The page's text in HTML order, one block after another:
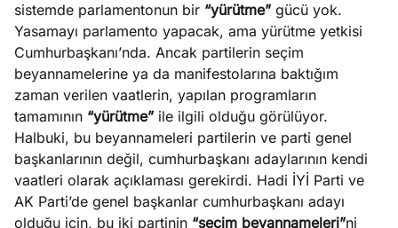
Ağustos
5, 2026
stok
caiz
Köşe
Yazıları
Spor
Yazıları
sistemde parlamentonun bir “yürütme” gücü yok.
Yasamayı parlamento yapacak, ama yürütme yetkisi
Cumhurbaşkanı’nda. Ancak partilerin seçim
beyannamelerine ya da manifestolarına baktığım
zaman verilen vaatlerin, yapılan programların
tamamının “yürütme” ile ilgili olduğu görülüyor.
Halbuki, bu beyannameleri partilerin ve parti genel
başkanlarının değil, cumhurbaşkanı adaylarının kendi
vaatleri olarak açıklaması gerekirdi. Hadi İYİ Parti ve
AK Parti’de genel başkanlar cumhurbaşkanı adayı
olduğu için, bu iki partinin “seçim beyannameleri”ni